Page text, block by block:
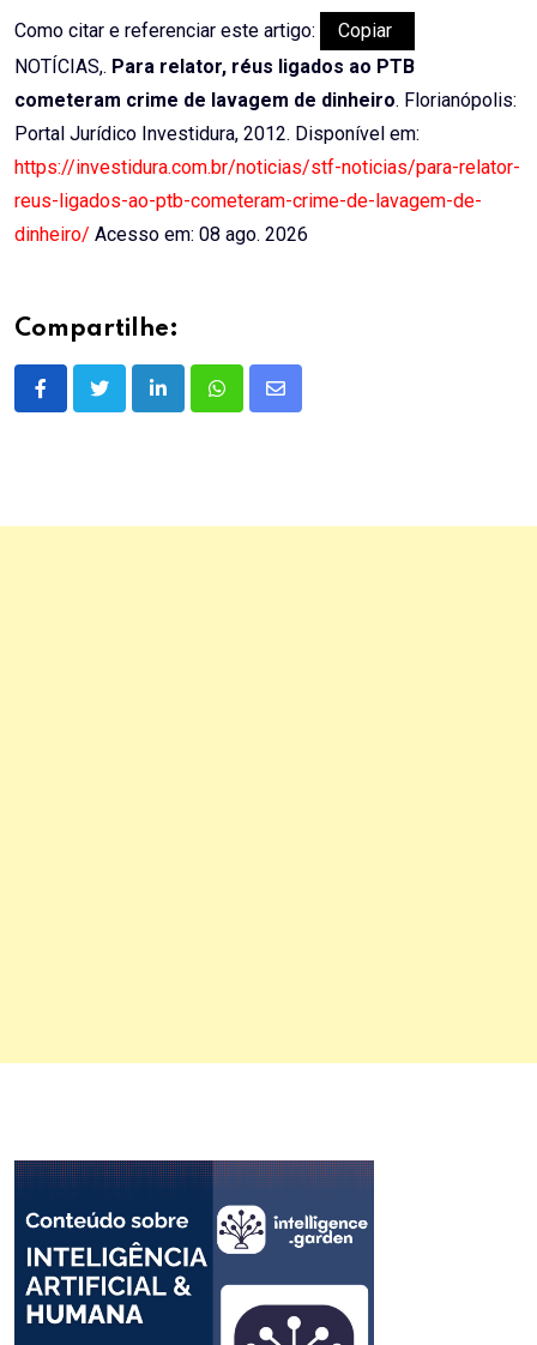
Como citar e referenciar este artigo:
Copiar
NOTÍCIAS,. Para relator, réus ligados ao PTB
cometeram crime de lavagem de dinheiro. Florianópolis:
Portal Jurídico Investidura, 2012. Disponível em:
https://investidura.com.br/noticias/stf-noticias/para-relator-
reus-ligados-ao-ptb-cometeram-crime-de-lavagem-de-
dinheiro/ Acesso em: 08 ago. 2026
Compartilhe:
LinkedInWhatsappShare